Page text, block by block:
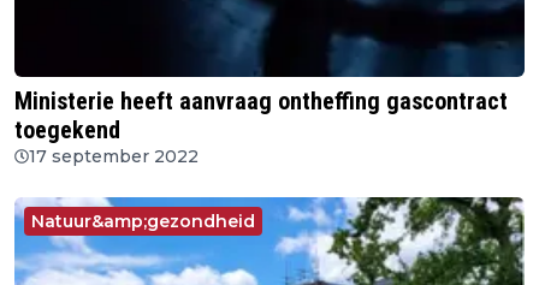
Ministerie heeft aanvraag ontheffing gascontract
toegekend
17 september 2022
Natuur&amp;gezondheid